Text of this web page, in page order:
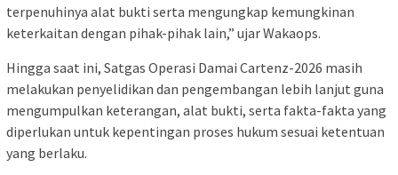
terpenuhinya alat bukti serta mengungkap kemungkinan
keterkaitan dengan pihak-pihak lain,” ujar Wakaops.
Hingga saat ini, Satgas Operasi Damai Cartenz-2026 masih
melakukan penyelidikan dan pengembangan lebih lanjut guna
mengumpulkan keterangan, alat bukti, serta fakta-fakta yang
diperlukan untuk kepentingan proses hukum sesuai ketentuan
yang berlaku.